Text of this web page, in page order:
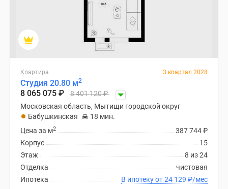
Квартира 3 квартал 2028
Студия 20.80 м2
8 065 075 ₽ 8 401 120₽
Московская область, Мытищи городской округ
Бабушкинская
18 мин.
387 744₽
Цена за м2
15
Корпус
8 из 24
Этаж
чистовая
Отделка
В ипотеку от 24 129 ₽/мес
Ипотека